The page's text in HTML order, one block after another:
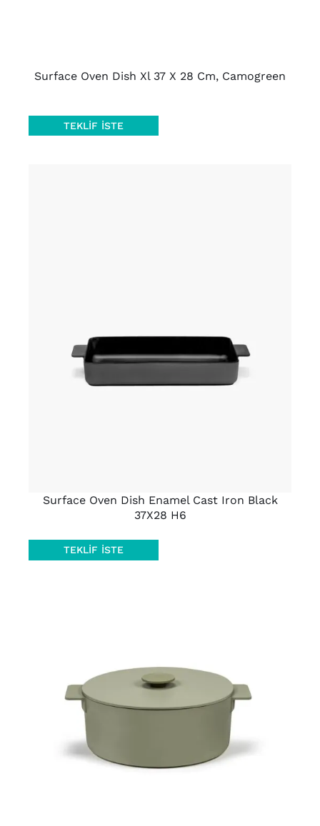
Surface Oven Dish Xl 37 X 28 Cm, Camogreen
TEKLIF İSTE
Surface Oven Dish Enamel Cast Iron Black
37X28 H6
TEKLIF İSTE